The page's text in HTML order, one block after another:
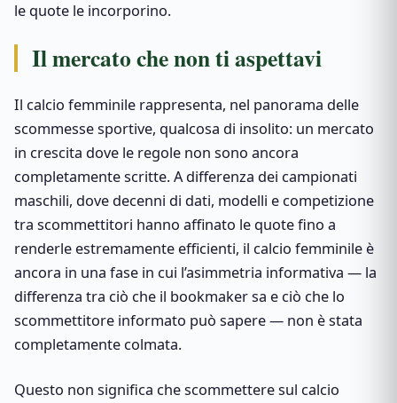
le quote le incorporino.
Il mercato che non ti aspettavi
Il calcio femminile rappresenta, nel panorama delle
scommesse sportive, qualcosa di insolito: un mercato
in crescita dove le regole non sono ancora
completamente scritte. A differenza dei campionati
maschili, dove decenni di dati, modelli e competizione
tra scommettitori hanno affinato le quote fino a
renderle estremamente efficienti, il calcio femminile è
ancora in una fase in cui l’asimmetria informativa — la
differenza tra ciò che il bookmaker sa e ciò che lo
scommettitore informato può sapere — non è stata
completamente colmata.
Questo non significa che scommettere sul calcio